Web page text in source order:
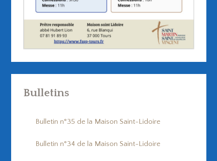
Bulletins
Bulletin n°35 de la Maison Saint-Lidoire
Bulletin n°34 de la Maison Saint-Lidoire